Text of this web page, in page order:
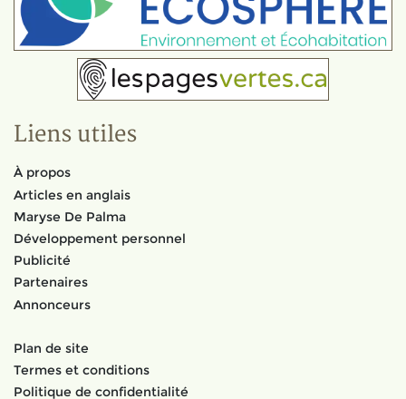
Liens utiles
À propos
Articles en anglais
Maryse De Palma
Développement personnel
Publicité
Partenaires
Annonceurs
Plan de site
Termes et conditions
Politique de confidentialité